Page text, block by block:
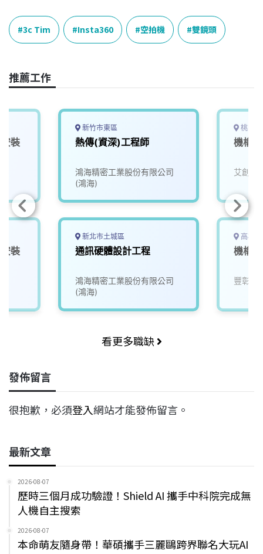
c
e
b
o
k
n
e
r
e
a
n
k
e
n
p
y
L
k
3c Tim Insta360 空拍機 雙鏡頭
推薦工作
裝
裝
新竹市東區
熱傳(資深)工程師
鴻海精密工業股份有限公司
(鴻海)
新北市土城區
通訊硬體設計工程
鴻海精密工業股份有限公司
(鴻海)
桃園
機構
艾創科
高雄
機構
豐彰國
看更多職缺
發佈留言
很抱歉，必須登入網站才能發佈留言。
最新文章
2026-08-07
歷時三個月成功驗證！Shield AI 攜手中科院完成無
人機自主搜索
2026-08-07
本命萌友隨身帶！華碩攜手三麗鷗跨界聯名大玩AI